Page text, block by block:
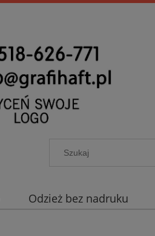
Odzież bez nadruku